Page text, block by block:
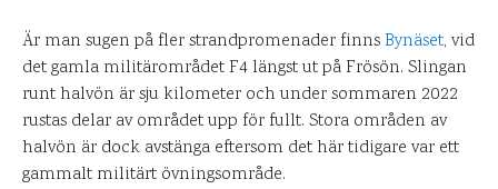
Är man sugen på fler strandpromenader finnsBynäset, vid
det gamla militärområdet F4 längst ut på Frösön. Slingan
runt halvön är sju kilometer och under sommaren 2022
rustas delar av området upp för fullt. Stora områden av
halvön är dock avstänga eftersom det här tidigare var ett
gammalt militärt övningsområde.